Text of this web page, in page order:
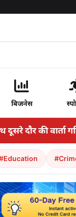
बिजनेस
की वार्ता